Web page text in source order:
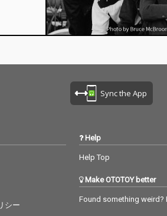
、
幅
す。
に
・
。日
成
名
世代
し
やって来る」、ボビ
ー・ヴィントン「ブル
ー・ヴェルベット」な
ードナンバーも収録し
ロック、ポップス、カ
ントリー、ジャズが交
信向けに構成された“懐
かしの洋楽”“オールデ
ィーズ名曲集”として、
昭和世代から洋楽スタ
ンダード愛好家まで幅
広く楽しめる内容で
Sync the App
シー
Help
Help Top
Make OTOTOY better
Found something weird?